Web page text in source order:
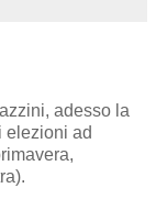
adesso la
elezioni ad